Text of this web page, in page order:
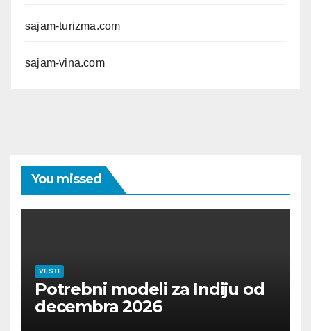
sajam-turizma.com
sajam-vina.com
You missed
VESTI
Potrebni modeli za Indiju od
decembra 2026